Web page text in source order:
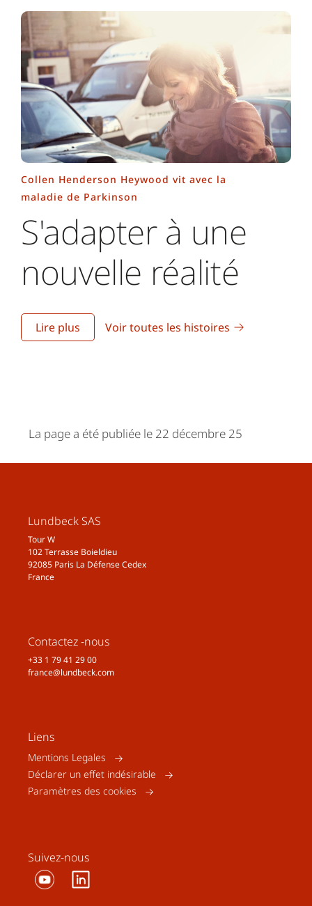
Collen Henderson Heywood vit avec la
maladie de Parkinson
S'adapter à une
nouvelle réalité
Lire plus Voir toutes les histoires
La page a été publiée le 22 décembre 25
Lundbeck SAS
Tour W
102 Terrasse Boieldieu
92085 Paris La Défense Cedex
France
Contactez -nous
+33 1 79 41 29 00
france@lundbeck.com
Liens
Mentions Legales
Déclarer un effet indésirable
Paramètres des cookies
Suivez-nous